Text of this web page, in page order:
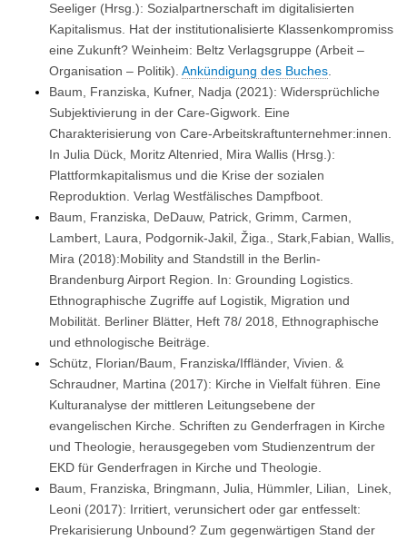
Seeliger (Hrsg.): Sozialpartnerschaft im digitalisierten
Kapitalismus. Hat der institutionalisierte Klassenkompromiss
eine Zukunft? Weinheim: Beltz Verlagsgruppe (Arbeit –
Organisation – Politik). Ankündigung des Buches.
Baum, Franziska, Kufner, Nadja (2021): Widersprüchliche
Subjektivierung in der Care-Gigwork. Eine
Charakterisierung von Care-Arbeitskraftunternehmer:innen.
In Julia Dück, Moritz Altenried, Mira Wallis (Hrsg.):
Plattformkapitalismus und die Krise der sozialen
Reproduktion. Verlag Westfälisches Dampfboot.
Baum, Franziska, DeDauw, Patrick, Grimm, Carmen,
Lambert, Laura, Podgornik-Jakil, Žiga., Stark,Fabian, Wallis,
Mira (2018):Mobility and Standstill in the Berlin-
Brandenburg Airport Region. In: Grounding Logistics.
Ethnographische Zugriffe auf Logistik, Migration und
Mobilität. Berliner Blätter, Heft 78/ 2018, Ethnographische
und ethnologische Beiträge.
Schütz, Florian/Baum, Franziska/Iffländer, Vivien. &
Schraudner, Martina (2017): Kirche in Vielfalt führen. Eine
Kulturanalyse der mittleren Leitungsebene der
evangelischen Kirche. Schriften zu Genderfragen in Kirche
und Theologie, herausgegeben vom Studienzentrum der
EKD für Genderfragen in Kirche und Theologie.
Baum, Franziska, Bringmann, Julia, Hümmler, Lilian, Linek,
Leoni (2017): Irritiert, verunsichert oder gar entfesselt:
Prekarisierung Unbound? Zum gegenwärtigen Stand der